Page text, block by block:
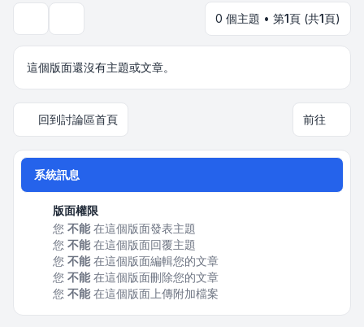
0 個主題 • 第1頁 (共1頁)
這個版面還沒有主題或文章。
回到討論區首頁 前往
系統訊息
版面權限
您 不能在這個版面發表主題
您 不能在這個版面回覆主題
您 不能在這個版面編輯您的文章
您 不能在這個版面刪除您的文章
您 不能在這個版面上傳附加檔案